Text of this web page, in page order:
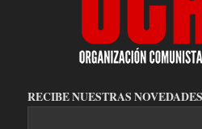
RECIBE NUESTRAS